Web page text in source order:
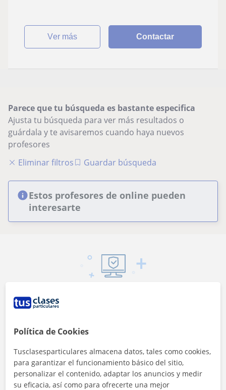
ver más Contactar
Parece que tu búsqueda es bastante especifica
Ajusta tu búsqueda para ver más resultados o
guárdala y te avisaremos cuando haya nuevos
profesores
Eliminar filtros
Guardar búsqueda
Estos profesores de online pueden
interesarte
Política de Cookies
Tusclasesparticulares almacena datos, tales como cookies,
para garantizar el funcionamiento básico del sitio,
personalizar el contenido, adaptar los anuncios y medir
su eficacia, así como para ofrecerte una mejor